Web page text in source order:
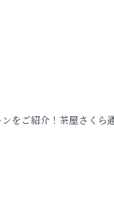
をご紹介！茶屋さくら